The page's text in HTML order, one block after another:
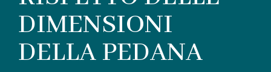
DIMENSIONI
DELLA PEDANA